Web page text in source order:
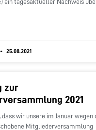
ein tagesaktueller Nachweis
25.08.2021
zur
2021
dass wir unsere im Januar wegen
Mitgliederversammlung